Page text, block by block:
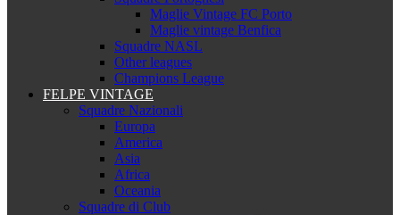
Maglie Vintage FC Porto
Maglie vintage Benfica
Squadre NASL
Other leagues
Champions League
FELPE VINTAGE
Squadre Nazionali
Europa
America
Asia
Africa
Oceania
Squadre di Club